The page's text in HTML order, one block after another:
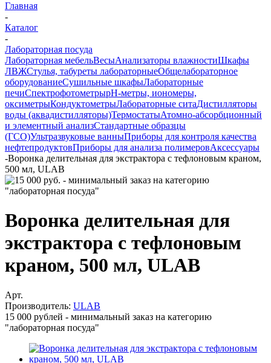
Главная
-
Каталог
-
Лабораторная посуда
Лабораторная мебельВесыАнализаторы влажностиШкафы
ЛВЖСтулья, табуреты лабораторныеОбщелабораторное
оборудованиеСушильные шкафыЛабораторные
печиСпектрофотометрыpH-метры, иономеры,
оксиметрыКондуктометрыЛабораторные ситаДистилляторы
воды (аквадистилляторы)ТермостатыАтомно-абсорбционный
и элементный анализСтандартные образцы
(ГСО)Ультразвуковые ванныПриборы для контроля качества
нефтепродуктовПриборы для анализа полимеровАксессуары
-Воронка делительная для экстрактора с тефлоновым краном,
500 мл, ULAB
Воронка делительная для
экстрактора с тефлоновым
краном, 500 мл, ULAB
Арт.
Производитель: ULAB
15 000 рублей - минимальный заказ на категорию
"лабораторная посуда"